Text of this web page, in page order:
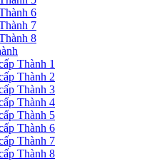
6
7
8
Thành 1
Thành 2
Thành 3
Thành 4
Thành 5
Thành 6
Thành 7
Thành 8